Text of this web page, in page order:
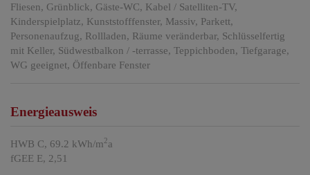
Fliesen
Grünblick Gäste-WC
Kabel / Satelliten-TV
Kinderspielplatz
Kunststofffenster Massiv Parkett
Personenaufzug
Rollladen Räume veränderbar Schlüsselfertig
mit Keller Südwestbalkon / -terrasse Teppichboden
Tiefgarage
WG geeignet Öffenbare Fenster
Energieausweis
HWB C, 69.2 kWh/m2a
fGEE E, 2,51